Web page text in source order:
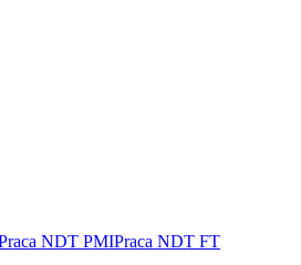
NDT PMIPraca NDT FT